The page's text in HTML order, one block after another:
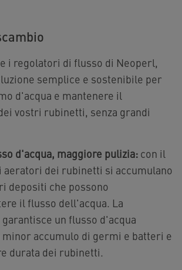
i regolatori di flusso di Neoperl,
semplice e sostenibile per
d'acqua e mantenere il
vostri rubinetti, senza grandi
d'acqua, maggiore pulizia: con il
aeratori dei rubinetti si accumulano
depositi che possono
il flusso dell'acqua. La
un flusso d'acqua
minor accumulo di germi e batteri e
durata dei rubinetti.